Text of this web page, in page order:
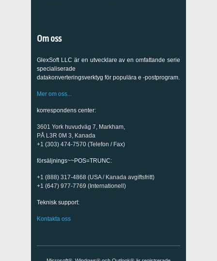
Om oss
GlexSoft LLC är en utvecklare av en omfattande serie
specialiserade
datakonverteringsverktyg för populära e -postprogram.
Mer om oss...
korrespondens center:
3601 York huvudväg 7, Markham,
PÅ L3R 0M 3, Kanada
+1 (303) 474-7570 (Telefon / Fax)
försäljnings~~POS=TRUNC:
+1 (888) 317-4868 (USA / Kanada avgiftsfritt)
+1 (647) 977-7769 (Internationell)
Teknisk support:
Kontakta oss